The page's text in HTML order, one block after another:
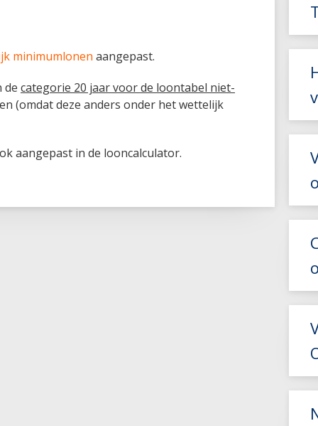
minimumlonen aangepast.
de categorie 20 jaar voor de loontabel niet-
(omdat deze anders onder het wettelijk
aangepast in de looncalculator.